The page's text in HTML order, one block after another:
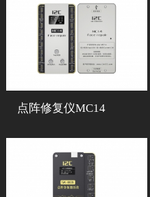
点阵修复仪MC14